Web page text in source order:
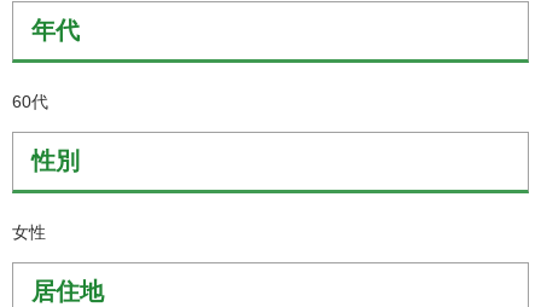
年代
60代
性別
女性
居住地